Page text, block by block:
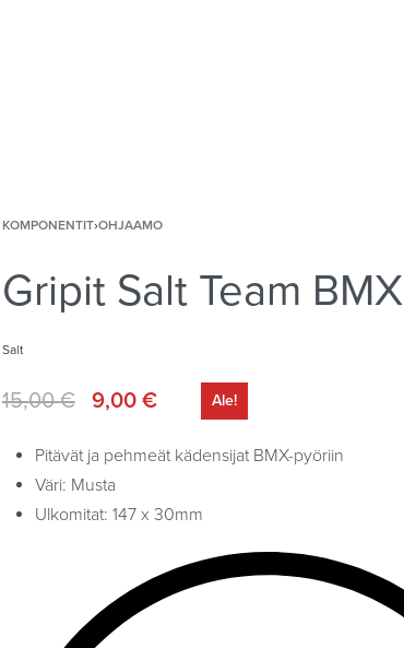
KOMPONENTIT›OHJAAMO
Gripit Salt Team BMX
Salt
15,00€ 9,00 € Ale!
Pitävät ja pehmeät kädensijat BMX-pyöriin
Väri: Musta
Ulkomitat: 147 x 30mm